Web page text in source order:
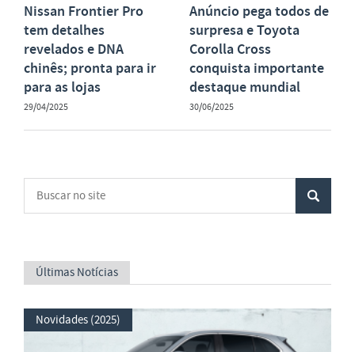
Nissan Frontier Pro
tem detalhes
revelados e DNA
chinês; pronta para ir
para as lojas
29/04/2025
Anúncio pega todos de
surpresa e Toyota
Corolla Cross
conquista importante
destaque mundial
30/06/2025
Últimas Notícias
Novidades (2025)